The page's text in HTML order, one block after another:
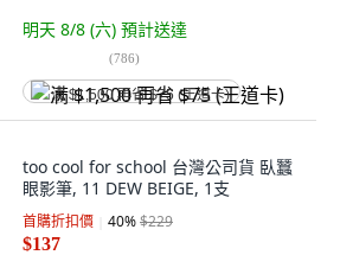
明天 8/8 (六) 預計送達
(786)
满 $1,500 再省 $75 (王道卡)
too cool for school 台灣公司貨 臥蠶
眼影筆, 11 DEW BEIGE, 1支
首購折扣價 40%$229
$137